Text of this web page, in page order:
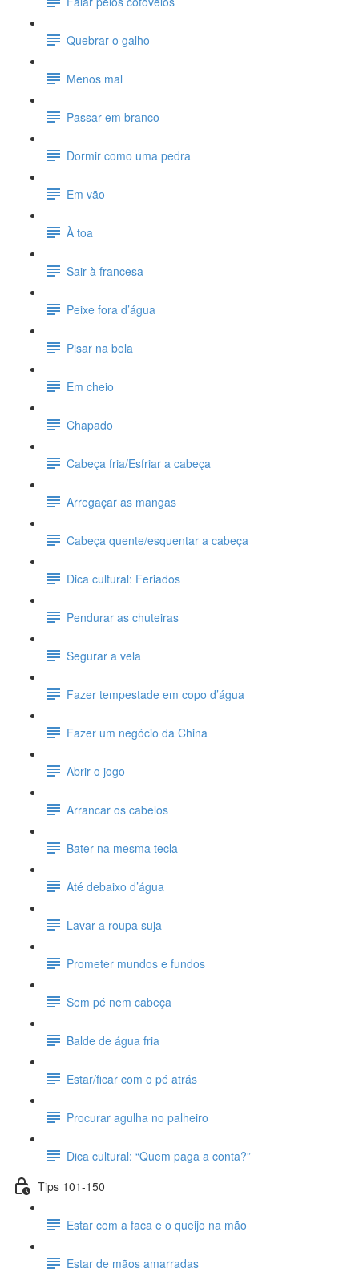
Quebrar o galho
Menos mal
Passar em branco
Dormir como uma pedra
Em vão
À toa
Sair à francesa
Peixe fora d’água
Pisar na bola
Em cheio
Chapado
Cabeça fria/Esfriar a cabeça
Arregaçar as mangas
Cabeça quente/esquentar a cabeça
Dica cultural: Feriados
Pendurar as chuteiras
Segurar a vela
Fazer tempestade em copo d’água
Fazer um negócio da China
Abrir o jogo
Arrancar os cabelos
Bater na mesma tecla
Até debaixo d’água
Lavar a roupa suja
Prometer mundos e fundos
Sem pé nem cabeça
Balde de água fria
Estar/ficar com o pé atrás
Procurar agulha no palheiro
Dica cultural: “Quem paga a conta?”
Tips 101-150
Estar com a faca e o queijo na mão
Estar de mãos amarradas